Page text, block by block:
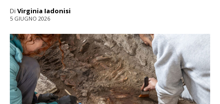
Di Virginia Iadonisi
5 GIUGNO 2026